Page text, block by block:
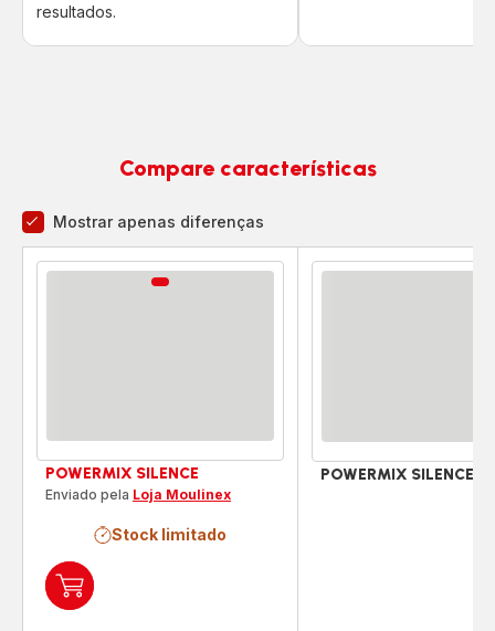
resultados.
Compare características
Mostrar apenas diferenças
Adicionar
POWERMIX SILENCE
Enviado pela Loja Moulinex
Stock limitado
POWERMIX SILENCE